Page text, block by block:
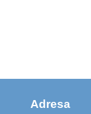
Adresa